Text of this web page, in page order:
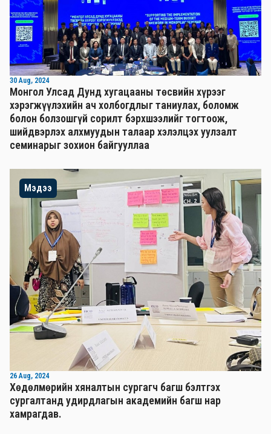
30 Aug, 2024
Монгол Улсад Дунд хугацааны төсвийн хүрээг
хэрэгжүүлэхийн ач холбогдлыг таниулах, боломж
болон болзошгүй сорилт бэрхшээлийг тогтоож,
шийдвэрлэх алхмуудын талаар хэлэлцэх уулзалт
семинарыг зохион байгууллаа
Мэдээ
26 Aug, 2024
Хөдөлмөрийн хяналтын сургагч багш бэлтгэх
сургалтанд удирдлагын академийн багш нар
хамрагдав.